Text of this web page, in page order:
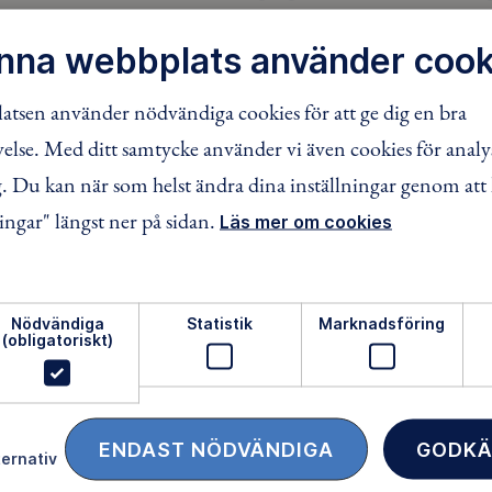
vid Mörtsjöåsen gick vi i ett varierat landskap
vidare genom svampskogar och hagar. Byn Dragdö blev
till Blekingeleden upplyser bra om sevärdheterna. Till
människor bodde så enkelt för inte särskilt länge sedan.
det bara en sträcka på dryga milen innan vi kommer
västerut från Ronneby mot skånegränsen.
FACEBOOKTWITTERLINKEDIN
webbplats använder
använder nödvändiga cookies för att ge dig en bra
Med ditt samtycke använder vi även cookies för
Du kan när som helst ändra dina inställningar genom att
längst ner på sidan. Läs mer om cookies
Nödvändiga
(obligatoriskt)
Statistik Marknadsföring
ENDAST NÖDVÄNDIGA